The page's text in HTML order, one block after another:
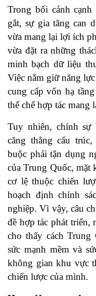
Trong bối cảnh
gắt, sự gia tăng can
vừa mang lại lợi ích
vừa đặt ra những
minh bạch dữ liệu
Việc nắm giữ năng
cung cấp vốn hạ
thể chế hợp tác mang
Tuy nhiên, chính
căng thẳng cấu
buộc phải tận dụng
của Trung Quốc,
cơ lệ thuộc chiến
hoạch định chính
nghiệp. Vì vậy, câu
đề hợp tác phát triển,
cho thấy cách Trung
sức mạnh mềm và
không gian khu vực
chiến lược của mình.